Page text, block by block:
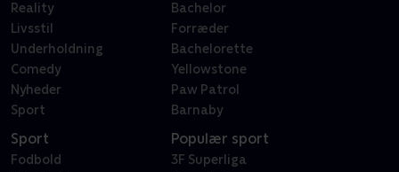
Reality
Livsstil
Underholdning
Comedy
Nyheder
Sport
Bachelor
Forræder
Bachelorette
Yellowstone
Paw Patrol
Barnaby
Sport
Fodbold
Populær sport
3F Superliga